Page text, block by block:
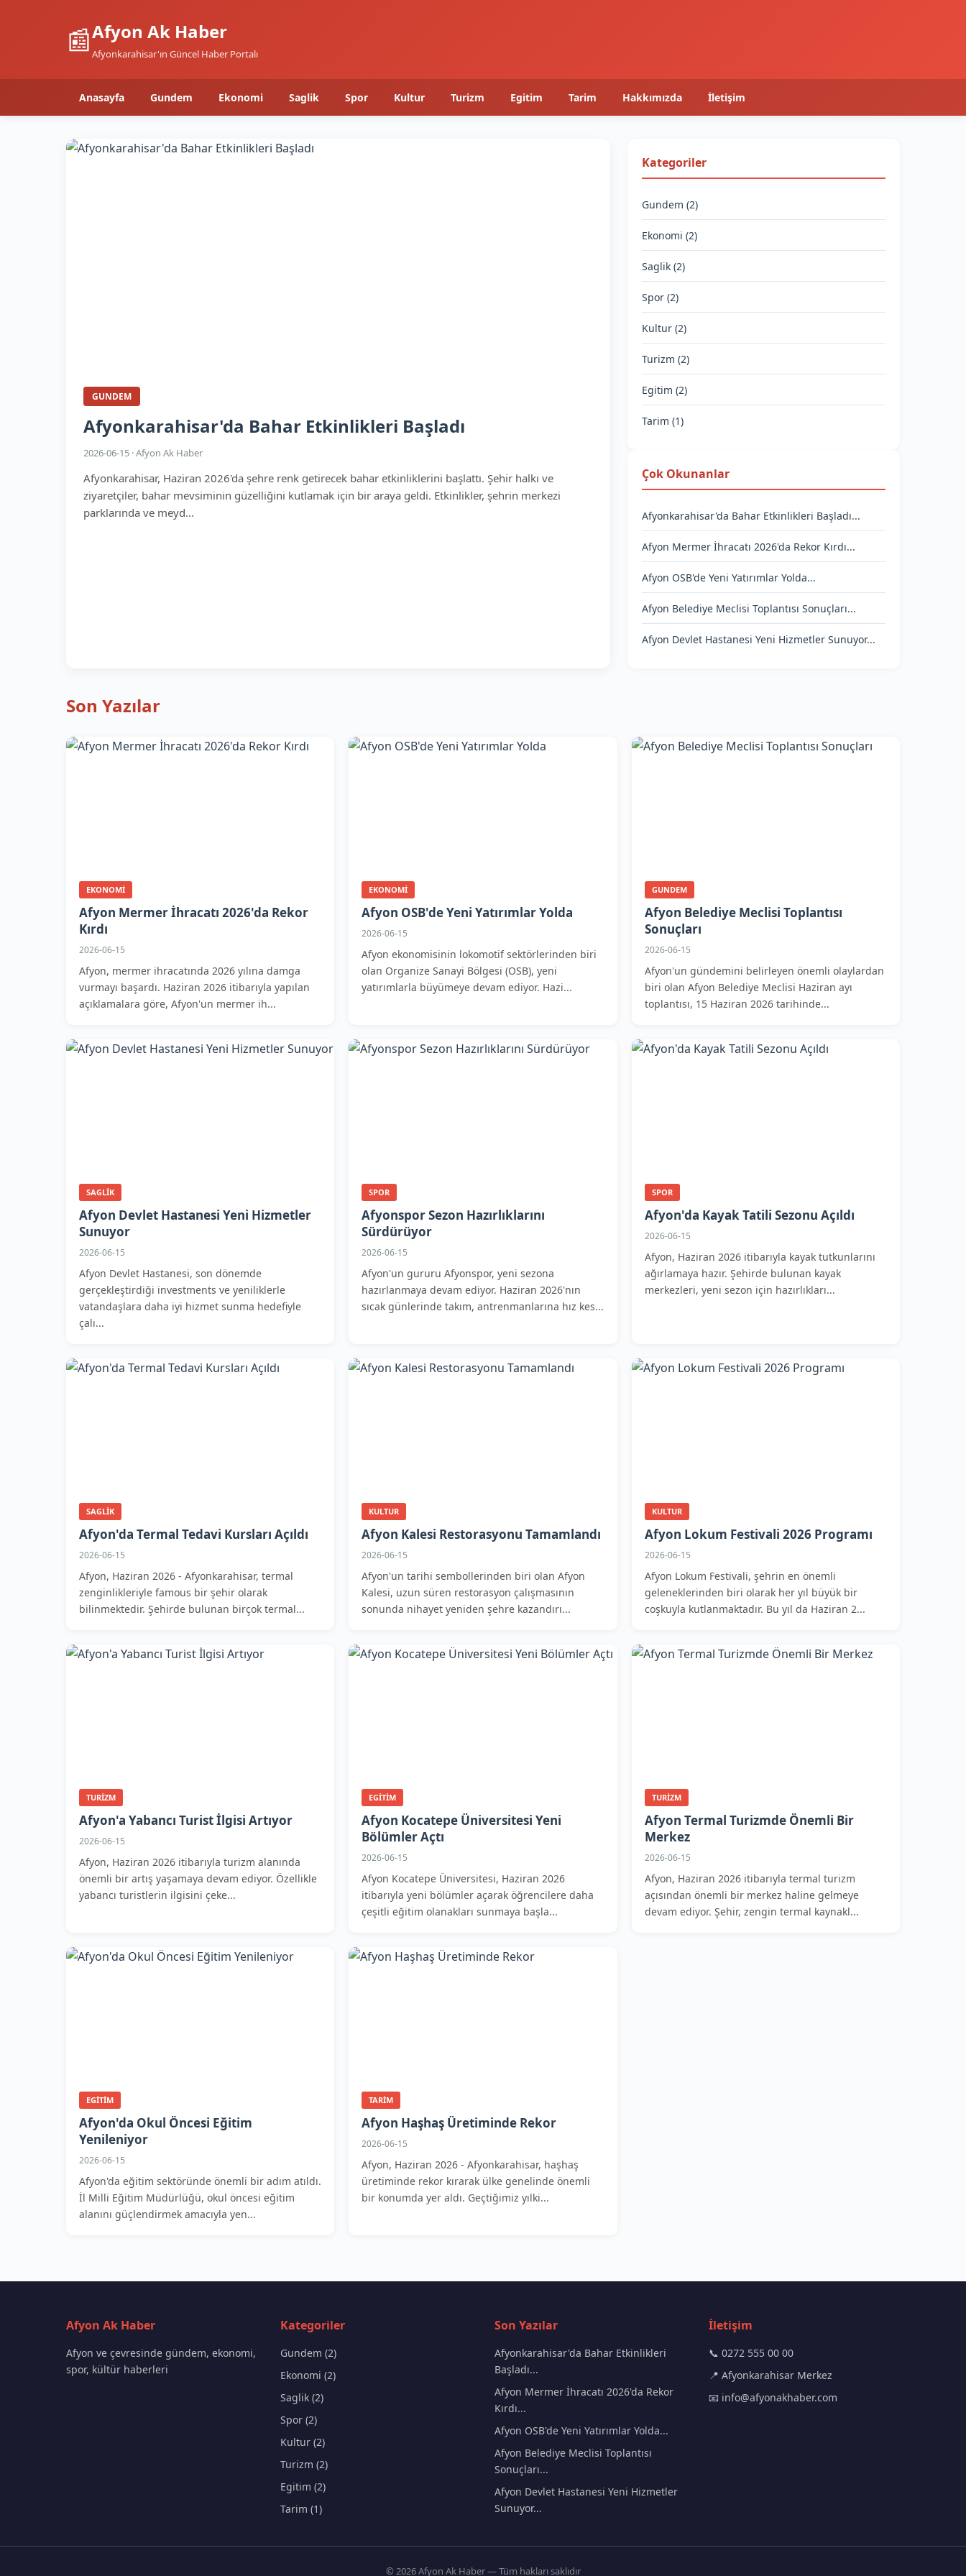
📰Afyon Ak Haber
Afyonkarahisar'ın Güncel Haber Portalı
Anasayfa Gundem Ekonomi Saglik Spor Kultur Turizm Egitim Tarim Hakkımızda İletişim
GUNDEM
Afyonkarahisar'da Bahar Etkinlikleri Başladı
2026-06-15 · Afyon Ak Haber
Afyonkarahisar, Haziran 2026'da şehre renk getirecek bahar etkinliklerini başlattı. Şehir halkı ve
ziyaretçiler, bahar mevsiminin güzelliğini kutlamak için bir araya geldi. Etkinlikler, şehrin merkezi
parklarında ve meyd...
Kategoriler
Gundem (2)
Ekonomi (2)
Saglik (2)
Spor (2)
Kultur (2)
Turizm (2)
Egitim (2)
Tarim (1)
Çok Okunanlar
Afyonkarahisar'da Bahar Etkinlikleri Başladı...
Afyon Mermer İhracatı 2026'da Rekor Kırdı...
Afyon OSB'de Yeni Yatırımlar Yolda...
Afyon Belediye Meclisi Toplantısı Sonuçları...
Afyon Devlet Hastanesi Yeni Hizmetler Sunuyor...
Son Yazılar
EKONOMI
Afyon Mermer İhracatı 2026'da Rekor
Kırdı
2026-06-15
Afyon, mermer ihracatında 2026 yılına damga
vurmayı başardı. Haziran 2026 itibarıyla yapılan
açıklamalara göre, Afyon'un mermer ih...
EKONOMI
Afyon OSB'de Yeni Yatırımlar Yolda
2026-06-15
Afyon ekonomisinin lokomotif sektörlerinden biri
olan Organize Sanayi Bölgesi (OSB), yeni
yatırımlarla büyümeye devam ediyor. Hazi...
GUNDEM
Afyon Belediye Meclisi Toplantısı
Sonuçları
2026-06-15
Afyon'un gündemini belirleyen önemli olaylardan
biri olan Afyon Belediye Meclisi Haziran ayı
toplantısı, 15 Haziran 2026 tarihinde...
SAGLIK
Afyon Devlet Hastanesi Yeni Hizmetler
Sunuyor
2026-06-15
Afyon Devlet Hastanesi, son dönemde
gerçekleştirdiği investments ve yeniliklerle
vatandaşlara daha iyi hizmet sunma hedefiyle
çalı...
SPOR
Afyonspor Sezon Hazırlıklarını
Sürdürüyor
2026-06-15
Afyon'un gururu Afyonspor, yeni sezona
hazırlanmaya devam ediyor. Haziran 2026'nın
sıcak günlerinde takım, antrenmanlarına hız kes...
SPOR
Afyon'da Kayak Tatili Sezonu Açıldı
2026-06-15
Afyon, Haziran 2026 itibarıyla kayak tutkunlarını
ağırlamaya hazır. Şehirde bulunan kayak
merkezleri, yeni sezon için hazırlıkları...
SAGLIK
Afyon'da Termal Tedavi Kursları Açıldı
2026-06-15
Afyon, Haziran 2026 - Afyonkarahisar, termal
zenginlikleriyle famous bir şehir olarak
bilinmektedir. Şehirde bulunan birçok termal...
KULTUR
Afyon Kalesi Restorasyonu Tamamlandı
2026-06-15
Afyon'un tarihi sembollerinden biri olan Afyon
Kalesi, uzun süren restorasyon çalışmasının
sonunda nihayet yeniden şehre kazandırı...
KULTUR
Afyon Lokum Festivali 2026 Programı
2026-06-15
Afyon Lokum Festivali, şehrin en önemli
geleneklerinden biri olarak her yıl büyük bir
coşkuyla kutlanmaktadır. Bu yıl da Haziran 2...
TURIZM
Afyon'a Yabancı Turist İlgisi Artıyor
2026-06-15
Afyon, Haziran 2026 itibarıyla turizm alanında
önemli bir artış yaşamaya devam ediyor. Özellikle
yabancı turistlerin ilgisini çeke...
EGITIM
Afyon Kocatepe Üniversitesi Yeni
Bölümler Açtı
2026-06-15
Afyon Kocatepe Üniversitesi, Haziran 2026
itibarıyla yeni bölümler açarak öğrencilere daha
çeşitli eğitim olanakları sunmaya başla...
TURIZM
Afyon Termal Turizmde Önemli Bir
Merkez
2026-06-15
Afyon, Haziran 2026 itibarıyla termal turizm
açısından önemli bir merkez haline gelmeye
devam ediyor. Şehir, zengin termal kaynakl...
EGITIM
Afyon'da Okul Öncesi Eğitim
Yenileniyor
2026-06-15
Afyon'da eğitim sektöründe önemli bir adım atıldı.
İl Milli Eğitim Müdürlüğü, okul öncesi eğitim
alanını güçlendirmek amacıyla yen...
TARIM
Afyon Haşhaş Üretiminde Rekor
2026-06-15
Afyon, Haziran 2026 - Afyonkarahisar, haşhaş
üretiminde rekor kırarak ülke genelinde önemli
bir konumda yer aldı. Geçtiğimiz yılki...
Afyon Ak Haber
Afyon ve çevresinde gündem, ekonomi,
spor, kültür haberleri
Kategoriler
Gundem (2)
Ekonomi (2)
Saglik (2)
Spor (2)
Kultur (2)
Turizm (2)
Egitim (2)
Tarim (1)
Son Yazılar
Afyonkarahisar'da Bahar Etkinlikleri
Başladı...
Afyon Mermer İhracatı 2026'da Rekor
Kırdı...
Afyon OSB'de Yeni Yatırımlar Yolda...
Afyon Belediye Meclisi Toplantısı
Sonuçları...
Afyon Devlet Hastanesi Yeni Hizmetler
Sunuyor...
İletişim
📞 0272 555 00 00
📍 Afyonkarahisar Merkez
📧 info@afyonakhaber.com
© 2026 Afyon Ak Haber — Tüm hakları saklıdır